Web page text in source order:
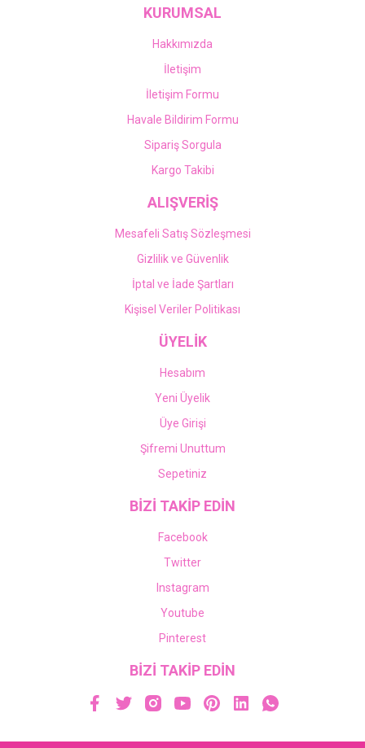
KURUMSAL
Hakkımızda
İletişim
İletişim Formu
Havale Bildirim Formu
Sipariş Sorgula
Kargo Takibi
ALIŞVERİŞ
Mesafeli Satış Sözleşmesi
Gizlilik ve Güvenlik
İptal ve İade Şartları
Kişisel Veriler Politikası
ÜYELİK
Hesabım
Yeni Üyelik
Üye Girişi
Şifremi Unuttum
Sepetiniz
BİZİ TAKİP EDİN
Facebook
Twitter
Instagram
Youtube
Pinterest
BİZİ TAKİP EDİN